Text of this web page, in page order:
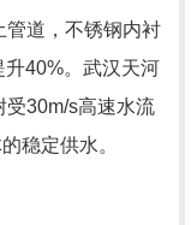
管道，不锈钢内衬
40%。武汉天河
受30m/s高速水流
稳定供水。